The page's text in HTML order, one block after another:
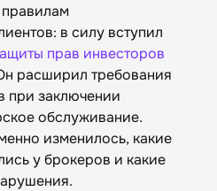
в силу вступил
прав инвесторов
расширил требования
при заключении
обслуживание.
изменилось, какие
у брокеров и какие